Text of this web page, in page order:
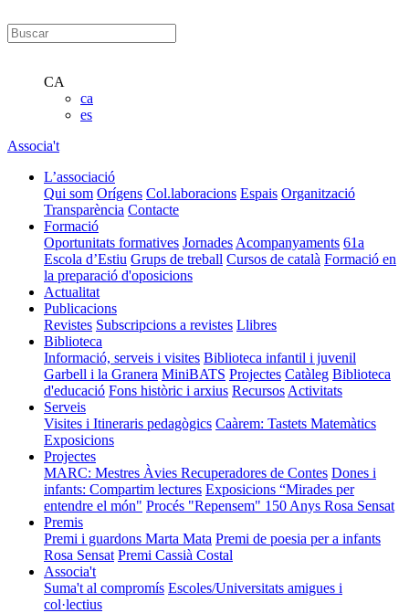
CA
ca
es
Associa't
L’associació
Qui som Orígens Col.laboracions Espais Organització
Transparència Contacte
Formació
Oportunitats formatives Jornades Acompanyaments 61a
Escola d’Estiu Grups de treball Cursos de català Formació en
la preparació d'oposicions
Actualitat
Publicacions
Revistes Subscripcions a revistes Llibres
Biblioteca
Informació, serveis i visites Biblioteca infantil i juvenil
Garbell i la Granera MiniBATS Projectes Catàleg Biblioteca
d'educació Fons històric i arxius Recursos Activitats
Serveis
Visites i Itineraris pedagògics Caàrem: Tastets Matemàtics
Exposicions
Projectes
MARC: Mestres Àvies Recuperadores de Contes Dones i
infants: Compartim lectures Exposicions “Mirades per
entendre el món" Procés "Repensem" 150 Anys Rosa Sensat
Premis
Premi i guardons Marta Mata Premi de poesia per a infants
Rosa Sensat Premi Cassià Costal
Associa't
Suma't al compromís Escoles/Universitats amigues i
col·lectius